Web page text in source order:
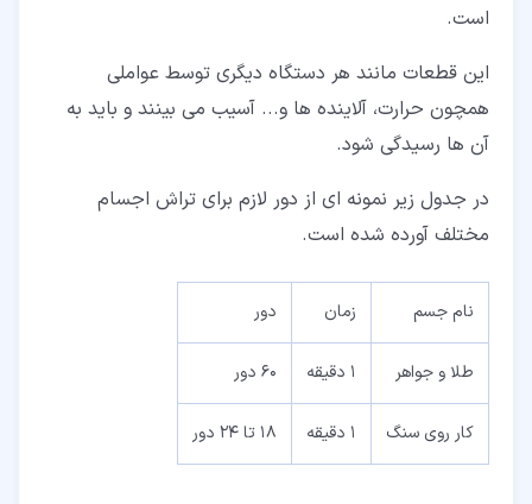
است.
این قطعات مانند هر دستگاه دیگری توسط عواملی
همچون حرارت، آلاینده ها و... آسیب می بینند و باید به
آن ها رسیدگی شود.
در جدول زیر نمونه ای از دور لازم برای تراش اجسام
مختلف آورده شده است.
نام جسم زمان دور
طلا و جواهر 1 دقیقه 60 دور
کار روی سنگ 1 دقیقه 18 تا 24 دور